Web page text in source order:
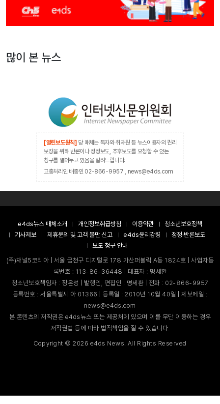
많이 본 뉴스
[열린보도원칙] 당 매체는 독자와 취재원 등 뉴스이용자의 권리
보장을 위해 반론이나 정정보도, 추후보도를 요청할 수 있는
창구를 열어두고 있음을 알려드립니다.
고충처리인 배종인 02-866-9957 , news@e4ds.com
e4ds뉴스 매체소개 개인정보취급방침 이용약관
청소년보호정책
기사제보
제휴문의 및 고객 불만 신고 e4ds윤리강령
정정·반론보도
보도 청구 안내
(주)채널5코리아 | 서울 금천구 디지털로 178 가산퍼블릭 A동 1824호 | 사업자등
록번호 : 113-86-36448 | 대표자 : 명세환
청소년보호책임자 : 장은성 | 발행인, 편집인 : 명세환 | 전화 : 02-866-9957
등록번호 : 서울특별시 아 01366 | 등록일 : 2010년 10월 40일 | 제보메일 :
news@e4ds.com
본 콘텐츠의 저작권은 e4ds뉴스 또는 제공처에 있으며 이를 무단 이용하는 경우
저작권법 등에 따라 법적책임을 질 수 있습니다.
Copyright ©2026 e4ds News. All Rights Reserved